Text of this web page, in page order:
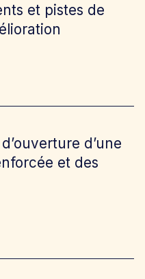
et pistes de
d’une
et des